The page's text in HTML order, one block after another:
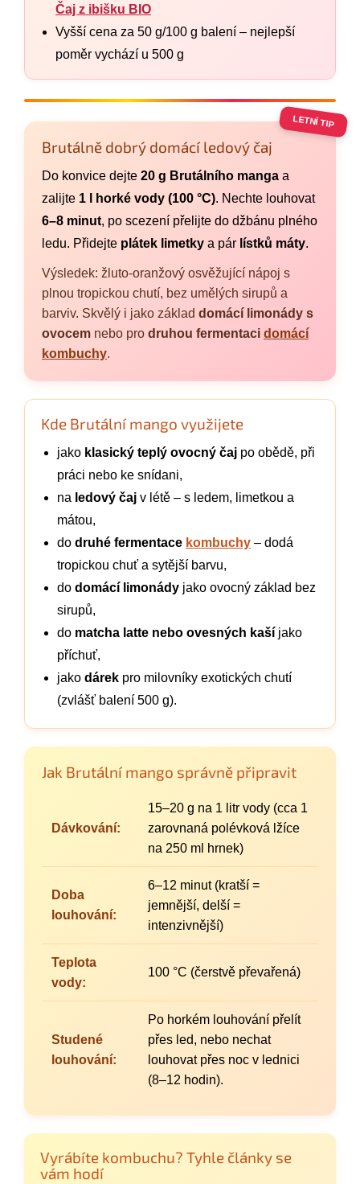
Čaj z ibišku BIO
Vyšší cena za 50 g/100 g balení – nejlepší
poměr vychází u 500 g
LETNÍ TIP
Brutálně dobrý domácí ledový čaj
Do konvice dejte 20 g Brutálního manga a
zalijte 1 l horké vody (100 °C). Nechte louhovat
6–8 minut, po scezení přelijte do džbánu plného
ledu. Přidejte plátek limetky a pár lístků máty.
Výsledek: žluto-oranžový osvěžující nápoj s
plnou tropickou chutí, bez umělých sirupů a
barviv. Skvělý i jako základ domácí limonády s
ovocem nebo pro druhou fermentaci domácí
kombuchy.
Kde Brutální mango využijete
jako klasický teplý ovocný čaj po obědě, při
práci nebo ke snídani,
na ledový čaj v létě – s ledem, limetkou a
mátou,
do druhé fermentace kombuchy – dodá
tropickou chuť a sytější barvu,
do domácí limonády jako ovocný základ bez
sirupů,
do matcha latte nebo ovesných kaší jako
příchuť,
jako dárek pro milovníky exotických chutí
(zvlášť balení 500 g).
Jak Brutální mango správně připravit
Dávkování:
15–20 g na 1 litr vody (cca 1
zarovnaná polévková lžíce
na 250 ml hrnek)
Doba
louhování:
6–12 minut (kratší =
jemnější, delší =
intenzivnější)
Teplota
vody:
100 °C (čerstvě převařená)
Studené
louhování:
Po horkém louhování přelít
přes led, nebo nechat
louhovat přes noc v lednici
(8–12 hodin).
Vyrábíte kombuchu? Tyhle články se
vám hodí